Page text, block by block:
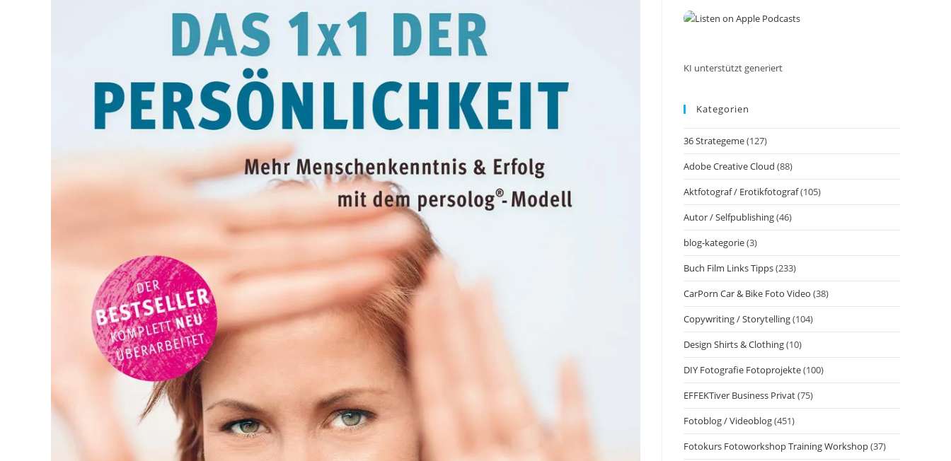
KI unterstützt generiert
Kategorien
36 Strategeme(127)
Adobe Creative Cloud (88)
Aktfotograf / Erotikfotograf(105)
Autor / Selfpublishing(46)
blog-kategorie(3)
Buch Film Links Tipps(233)
CarPorn Car & Bike Foto Video (38)
Copywriting / Storytelling(104)
Design Shirts & Clothing(10)
DIY Fotografie Fotoprojekte(100)
EFFEKTiver Business Privat(75)
Fotoblog / Videoblog(451)
Fotokurs Fotoworkshop Training Workshop(37)